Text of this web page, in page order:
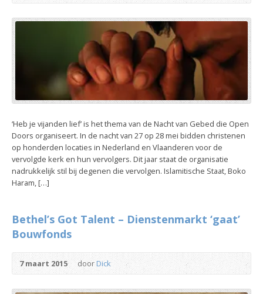
‘Heb je vijanden lief’ is het thema van de Nacht van Gebed die Open
Doors organiseert. In de nacht van 27 op 28 mei bidden christenen
op honderden locaties in Nederland en Vlaanderen voor de
vervolgde kerk en hun vervolgers. Dit jaar staat de organisatie
nadrukkelijk stil bij degenen die vervolgen. Islamitische Staat, Boko
Haram, […]
Bethel’s Got Talent – Dienstenmarkt ‘gaat’
Bouwfonds
7 maart 2015 doorDick